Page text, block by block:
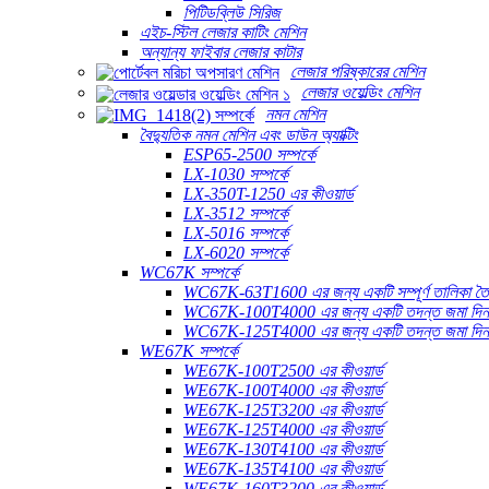
পিটিডব্লিউ সিরিজ
এইচ-স্টিল লেজার কাটিং মেশিন
অন্যান্য ফাইবার লেজার কাটার
লেজার পরিষ্কারের মেশিন
লেজার ওয়েল্ডিং মেশিন
নমন মেশিন
বৈদ্যুতিক নমন মেশিন এবং ডাউন অ্যাক্টিং
ESP65-2500 সম্পর্কে
LX-1030 সম্পর্কে
LX-350T-1250 এর কীওয়ার্ড
LX-3512 সম্পর্কে
LX-5016 সম্পর্কে
LX-6020 সম্পর্কে
WC67K সম্পর্কে
WC67K-63T1600 এর জন্য একটি সম্পূর্ণ তালিকা
WC67K-100T4000 এর জন্য একটি তদন্ত জমা
WC67K-125T4000 এর জন্য একটি তদন্ত জমা
WE67K সম্পর্কে
WE67K-100T2500 এর কীওয়ার্ড
WE67K-100T4000 এর কীওয়ার্ড
WE67K-125T3200 এর কীওয়ার্ড
WE67K-125T4000 এর কীওয়ার্ড
WE67K-130T4100 এর কীওয়ার্ড
WE67K-135T4100 এর কীওয়ার্ড